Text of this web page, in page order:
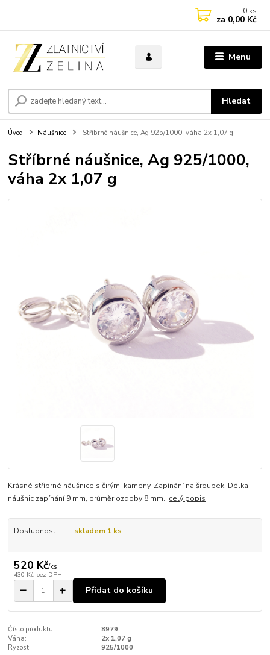
Menu
Hledat
0 ks
za 0,00 Kč
Úvod Náušnice Stříbrné náušnice, Ag 925/1000, váha 2x 1,07 g
Stříbrné náušnice, Ag 925/1000,
váha 2x 1,07 g
Krásné stříbrné náušnice s čirými kameny. Zapínání na šroubek. Délka
náušnic zapínání 9 mm, průměr ozdoby 8 mm. celý popis
Dostupnost skladem 1 ks
520 Kč/ks
430 Kč bez DPH
Přidat do košíku
Číslo produktu:
8979
Váha:
2x 1,07 g
Ryzost:
925/1000